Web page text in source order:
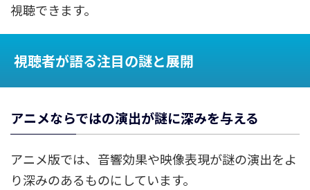
視聴できます。
視聴者が語る注目の謎と展開
アニメならではの演出が謎に深みを与える
アニメ版では、音響効果や映像表現が謎の演出をよ
り深みのあるものにしています。